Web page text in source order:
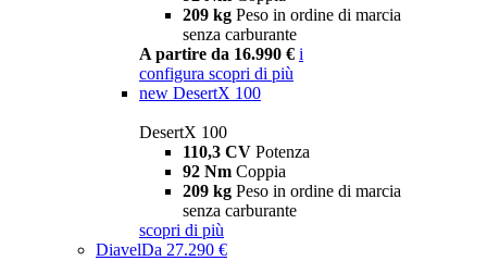
209 kg Peso in ordine di marcia
senza carburante
A partire da 16.990 € i
configura scopri di più
new DesertX 100
DesertX 100
110,3 CV Potenza
92 Nm Coppia
209 kg Peso in ordine di marcia
senza carburante
scopri di più
DiavelDa 27.290 €